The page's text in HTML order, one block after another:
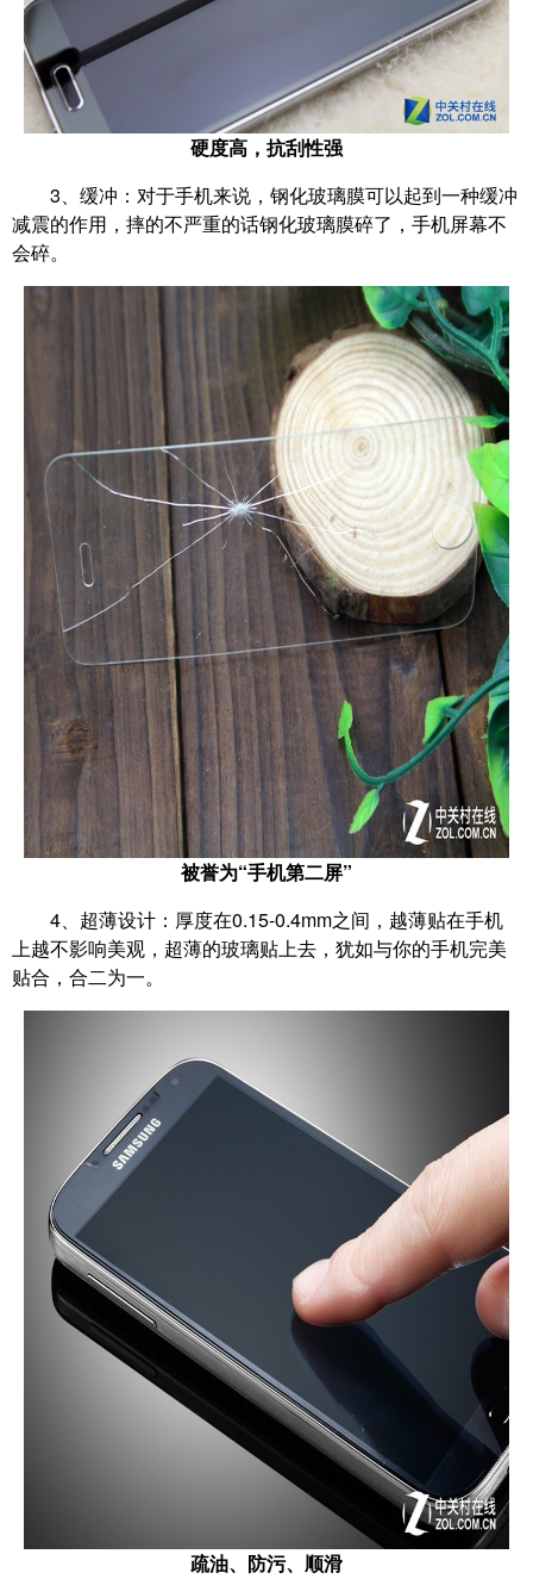
硬度高，抗刮性强
3、缓冲：对于手机来说，钢化玻璃膜可以起到一种缓冲
减震的作用，摔的不严重的话钢化玻璃膜碎了，手机屏幕不
会碎。
被誉为“手机第二屏”
4、超薄设计：厚度在0.15-0.4mm之间，越薄贴在手机
上越不影响美观，超薄的玻璃贴上去，犹如与你的手机完美
贴合，合二为一。
疏油、防污、顺滑